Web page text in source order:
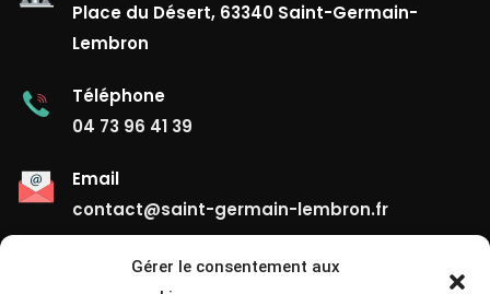
Gérer le consentement aux
Place du Désert, 63340 Saint-Germain-
Lembron
Téléphone
04 73 96 41 39
Email
contact@saint-germain-lembron.fr
Liens Utiles